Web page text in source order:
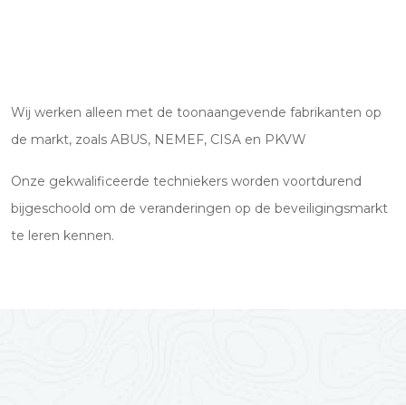
Wij werken alleen met de toonaangevende fabrikanten op
de markt, zoals ABUS, NEMEF, CISA en PKVW
Onze gekwalificeerde techniekers worden voortdurend
bijgeschoold om de veranderingen op de beveiligingsmarkt
te leren kennen.